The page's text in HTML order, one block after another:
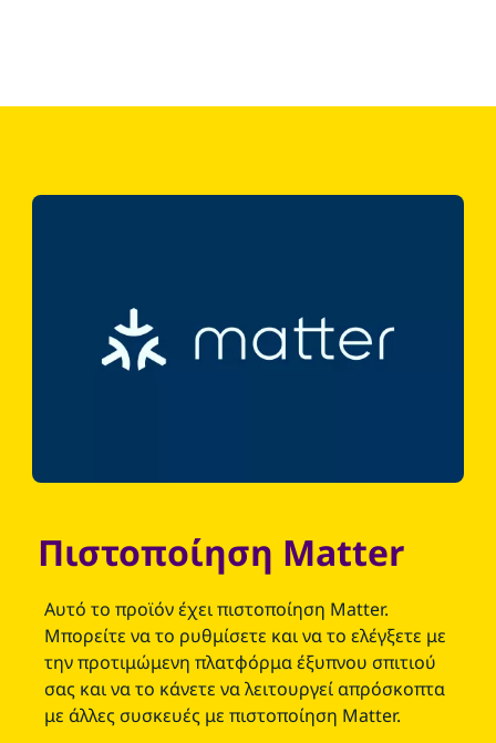
Πιστοποίηση Matter
Αυτό το προϊόν έχει πιστοποίηση Matter.
Μπορείτε να το ρυθμίσετε και να το ελέγξετε με
την προτιμώμενη πλατφόρμα έξυπνου σπιτιού
σας και να το κάνετε να λειτουργεί απρόσκοπτα
με άλλες συσκευές με πιστοποίηση Matter.